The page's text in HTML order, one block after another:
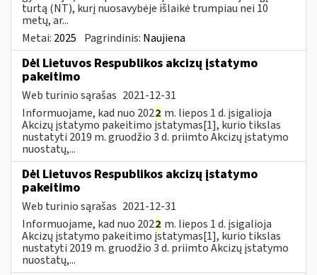
turtą (NT), kurį nuosavybėje išlaikė trumpiau nei 10
metų, ar...
Metai: 2025 Pagrindinis: Naujiena
Dėl Lietuvos Respublikos akcizų įstatymo
pakeitimo
Web turinio sąrašas 2021-12-31
Informuojame, kad nuo 2022 m. liepos 1 d. įsigalioja
Akcizų įstatymo pakeitimo įstatymas[1], kurio tikslas
nustatyti 2019 m. gruodžio 3 d. priimto Akcizų įstatymo
nuostatų,...
Dėl Lietuvos Respublikos akcizų įstatymo
pakeitimo
Web turinio sąrašas 2021-12-31
Informuojame, kad nuo 2022 m. liepos 1 d. įsigalioja
Akcizų įstatymo pakeitimo įstatymas[1], kurio tikslas
nustatyti 2019 m. gruodžio 3 d. priimto Akcizų įstatymo
nuostatų,...